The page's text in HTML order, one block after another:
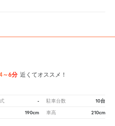
～6分 近くてオススメ！
- 駐車台数 10台
190cm 車高 210cm